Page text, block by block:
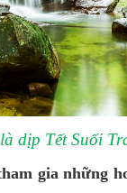
dịp Tết Suối
gia những